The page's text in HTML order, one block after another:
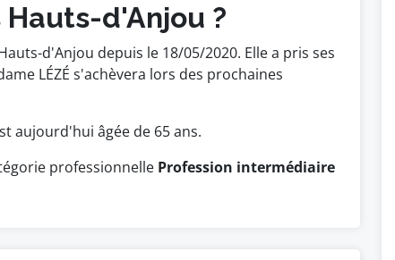
d'Anjou ?
d'Anjou depuis le 18/05/2020. Elle a pris ses
LÉZÉ s'achèvera lors des prochaines
aujourd'hui âgée de 65 ans.
professionnelle Profession intermédiaire